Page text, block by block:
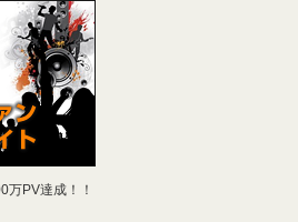
万PV達成！！